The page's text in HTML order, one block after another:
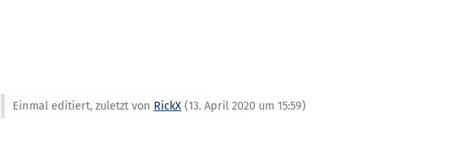
Einmal editiert, zuletzt von RickX (13. April 2020 um 15:59)